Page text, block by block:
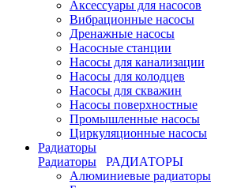
Аксессуары для насосов
Вибрационные насосы
Дренажные насосы
Насосные станции
Насосы для канализации
Насосы для колодцев
Насосы для скважин
Насосы поверхностные
Промышленные насосы
Циркуляционные насосы
Радиаторы
Радиаторы
РАДИАТОРЫ
Алюминиевые радиаторы